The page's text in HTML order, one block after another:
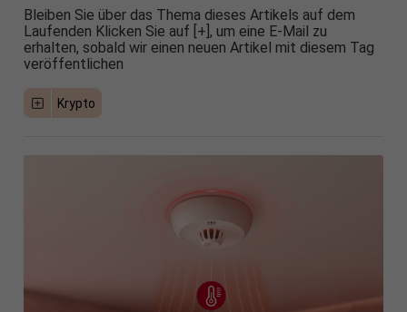
Bleiben Sie über das Thema dieses Artikels auf dem
Laufenden Klicken Sie auf [+], um eine E-Mail zu
erhalten, sobald wir einen neuen Artikel mit diesem Tag
veröffentlichen
Krypto